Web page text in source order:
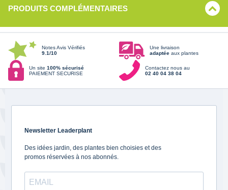
PRODUITS COMPLÉMENTAIRES
Notes Avis Vérifiés
9.1/10
Une livraison
adaptée aux plantes
Un site 100% sécurisé
PAIEMENT SECURISE
Contactez nous au
02 40 04 38 04
Newsletter Leaderplant
Des idées jardin, des plantes bien choisies et des
promos réservées à nos abonnés.